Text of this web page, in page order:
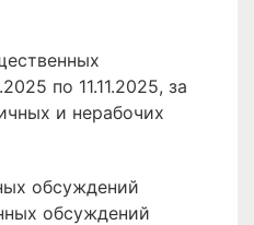
по 11.11.2025, за
и нерабочих
обсуждений
обсуждений